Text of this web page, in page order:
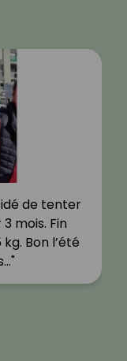
de tenter
mois. Fin
Bon l’été